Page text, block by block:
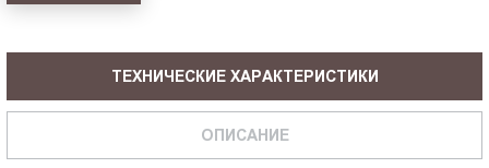
ТЕХНИЧЕСКИЕ ХАРАКТЕРИСТИКИ
ОПИСАНИЕ